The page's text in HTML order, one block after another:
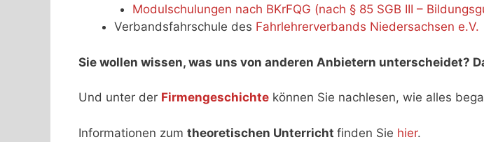
Modulschulungen nach BKrFQG (nach § 85 SGB III –
Verbandsfahrschule des Fahrlehrerverbands Niedersachsen e.V.
Sie wollen wissen, was uns von anderen Anbietern unterscheidet?
Und unter der Firmengeschichte können Sie nachlesen, wie alles
Informationen zum theoretischen Unterricht finden Sie hier.